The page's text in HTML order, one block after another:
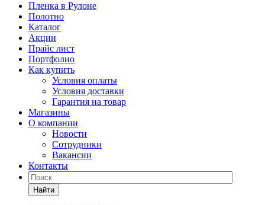
Пленка в Рулоне
Полотно
Каталог
Акции
Прайс лист
Портфолио
Как купить
Условия оплаты
Условия доставки
Гарантия на товар
Магазины
О компании
Новости
Сотрудники
Вакансии
Контакты
Найти